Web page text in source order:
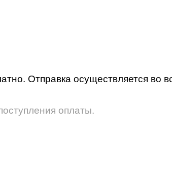
Отправка осуществляется во
оплаты.